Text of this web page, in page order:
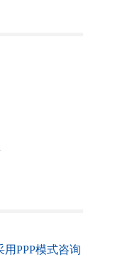
PPP模式咨询